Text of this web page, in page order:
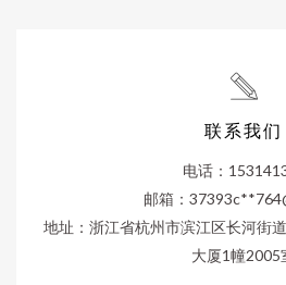
联系我们
电话：
邮箱：37393c**
地址：浙江省杭州市滨江区长河街
大厦1幢2005